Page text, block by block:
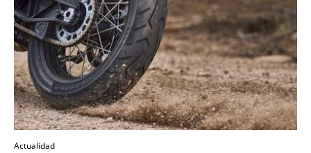
Actualidad